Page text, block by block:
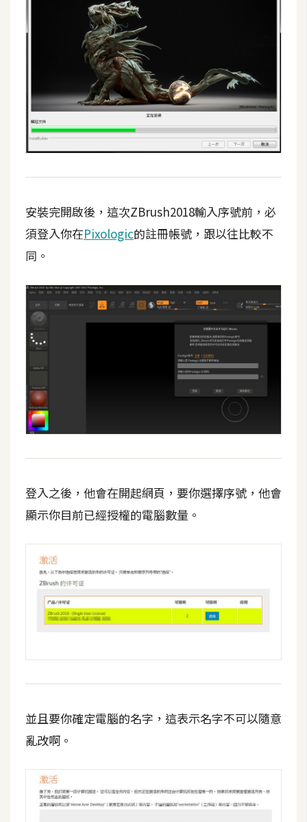
開
發
門
文
章
站
導
覽
合
作
提
案
安裝完開啟後，這次ZBrush2018輸入序號前，必
須登入你在Pixologic的註冊帳號，跟以往比較不
同。
登入之後，他會在開起網頁，要你選擇序號，他會
顯示你目前已經授權的電腦數量。
並且要你確定電腦的名字，這表示名字不可以隨意
亂改啊。